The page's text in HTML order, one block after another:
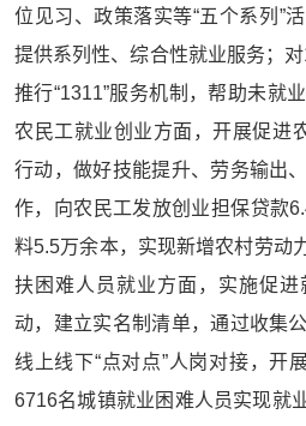
位见习、政策落实等“五个系列”
提供系列性、综合性就业服务；
推行“1311”服务机制，帮助未就
农民工就业创业方面，开展促进
行动，做好技能提升、劳务输出
作，向农民工发放创业担保贷款
料5.5万余本，实现新增农村劳动
扶困难人员就业方面，实施促
动，建立实名制清单，通过收集
线上线下“点对点”人岗对接，开
6716名城镇就业困难人员实现就